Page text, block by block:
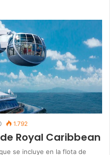
1.792
Royal Caribbean
se incluye en la flota de